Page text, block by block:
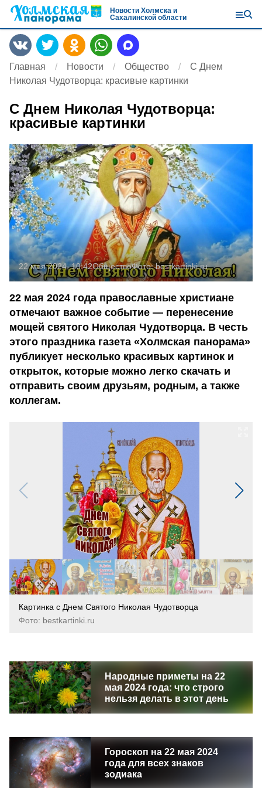
Новости Холмска и
Сахалинской области
Главная Новости Общество
С Днем
Николая Чудотворца: красивые картинки
С Днем Николая Чудотворца:
красивые картинки
22 мая 2024, 10:42ОбществоФото:bestkartinki.ru
22 мая 2024 года православные христиане
отмечают важное событие — перенесение
мощей святого Николая Чудотворца. В честь
этого праздника газета «Холмская панорама»
публикует несколько красивых картинок и
открыток, которые можно легко скачать и
отправить своим друзьям, родным, а также
коллегам.
Картинка с Днем Святого Николая Чудотворца
Фото: bestkartinki.ru
Народные приметы на 22
мая 2024 года: что строго
нельзя делать в этот день
Гороскоп на 22 мая 2024
года для всех знаков
зодиака